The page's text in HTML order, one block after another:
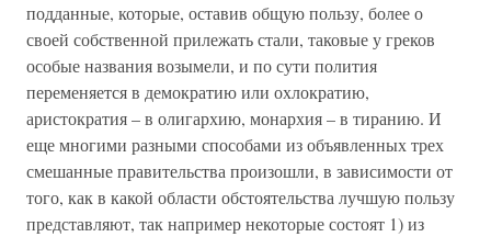
подданные, которые, оставив общую пользу, более о
своей собственной прилежать стали, таковые у греков
особые названия возымели, и по сути полития
переменяется в демократию или охлократию,
аристократия – в олигархию, монархия – в тиранию. И
еще многими разными способами из объявленных трех
смешанные правительства произошли, в зависимости от
того, как в какой области обстоятельства лучшую пользу
представляют, так например некоторые состоят 1) из